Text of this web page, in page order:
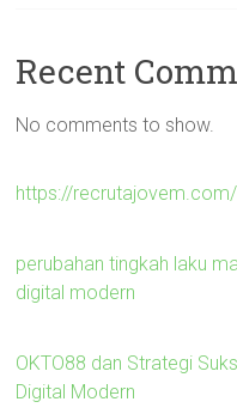
Recent
No comments to show.
https://
perubahan tingkah laku
digital modern
OKTO88 dan Strategi
Digital Modern